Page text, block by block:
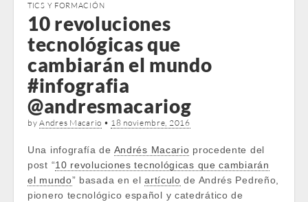
TICS Y FORMACIÓN
10 revoluciones
tecnológicas que
cambiarán el mundo
#infografia
@andresmacariog
byAndres Macario • 18 noviembre, 2016
Una infografía de Andrés Macario procedente del
post “10 revoluciones tecnológicas que cambiarán
el mundo” basada en elartículo de Andrés Pedreño,
pionero tecnológico español y catedrático de